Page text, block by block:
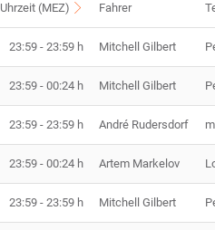
Uhrzeit (MEZ) Fahrer
23:59 - 23:59 h Mitchell Gilbert
23:59 - 00:24 h Mitchell Gilbert
23:59 - 23:59 h André Rudersdorf
23:59 - 00:24 h Artem Markelov
23:59 - 23:59 h Mitchell Gilbert